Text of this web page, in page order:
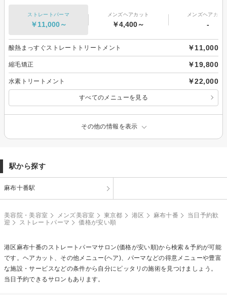
ストレートパーマ
￥11,000～
メンズヘアカット
￥4,400～
メンズヘアカラ
-
酸熱まっすぐストレートトリートメント ￥11,000
縮毛矯正 ￥19,800
水素トリートメント ￥22,000
すべてのメニューを見る
その他の情報を表示
駅から探す
麻布十番駅
美容院・美容室 メンズ美容室 東京都 港区 麻布十番
当日予約歓
迎
ストレートパーマ 価格が安い順
港区麻布十番の ストレートパーマサロン(価格が安い順)から検索＆予約が可能
です。ヘアカット、その他メニュー(ヘア)、パーマなどの得意メニューや豊富
な施設・サービスなどの条件から自分にピッタリの施術を見つけましょう。
当日予約できるサロンもあります。